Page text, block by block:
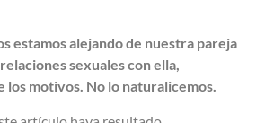
estamos alejando de nuestra pareja
sexuales con ella,
los motivos. No lo naturalicemos.